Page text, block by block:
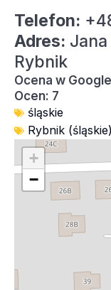
Telefon:
Adres:
Rybnik
Ocena w
Ocen: 7
śląskie
Rybnik (śląskie)
+
−